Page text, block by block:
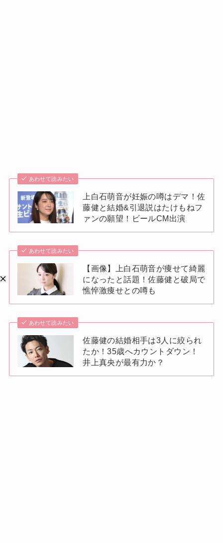
あわせて読みたい
上白石萌音が妊娠の噂はデマ！佐
藤健と結婚&引退説はたけもねフ
ァンの願望！ビールCM出演
あわせて読みたい
【画像】上白石萌音が痩せて綺麗
になったと話題！佐藤健と破局で
憔悴激痩せとの噂も
あわせて読みたい
佐藤健の結婚相手は3人に絞られ
たか！35歳へカウントダウン！
井上真央が最有力か？